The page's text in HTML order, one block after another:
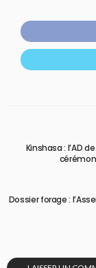
Kinshasa : l’AD
Dossier forage :